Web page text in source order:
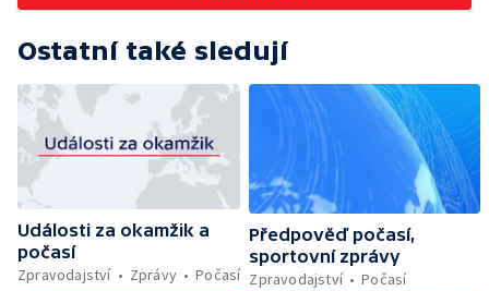
Ostatní také sledují
Události za okamžik a
počasí
Zpravodajství
Zprávy Počasí
Předpověď počasí,
sportovní zprávy
Zpravodajství
Počasí